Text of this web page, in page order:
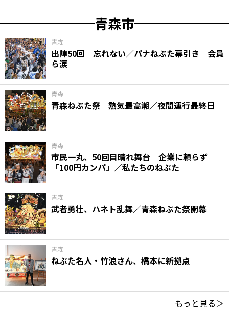
青森市
青森
出陣50回 忘れない／パナねぶた幕引き 会員
ら涙
青森
青森ねぶた祭 熱気最高潮／夜間運行最終日
青森
市民一丸、50回目晴れ舞台 企業に頼らず
「100円カンパ」／私たちのねぶた
青森
武者勇壮、ハネト乱舞／青森ねぶた祭開幕
青森
ねぶた名人・竹浪さん、橋本に新拠点
もっと見る＞